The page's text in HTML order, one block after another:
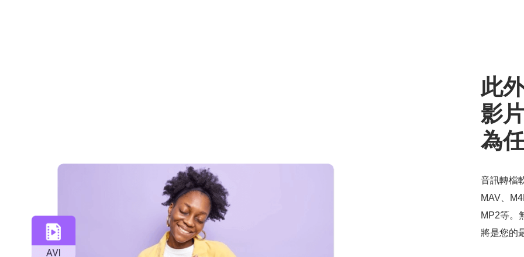
此
影
為
音訊轉檔
MAV、
MP2等。
將是您的